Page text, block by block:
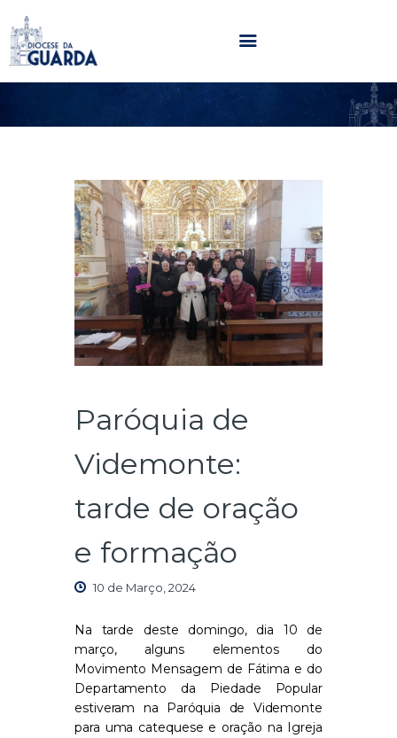
HOME
PARÓQUIAS
NOTÍCIAS
AGENDA
MULTIMÉDIA
SENTIR COM A IGREJA
CONTACTOS
Paróquia de
Videmonte:
tarde de oração
e formação
10 de Março, 2024
Na tarde deste domingo, dia 10 de
março, alguns elementos do
Movimento Mensagem de Fátima e do
Departamento da Piedade Popular
estiveram na Paróquia de Videmonte
para uma catequese e oração na Igreja